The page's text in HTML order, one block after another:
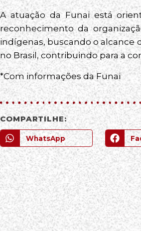
A atuação da Funai está
reconhecimento da
indígenas, buscando o alcance
no Brasil, contribuindo para a
*Com informações da Funai
COMPARTILHE:
WhatsApp